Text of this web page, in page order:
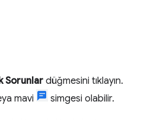
Sorunlar düğmesini tıklayın.
mavi simgesi olabilir.